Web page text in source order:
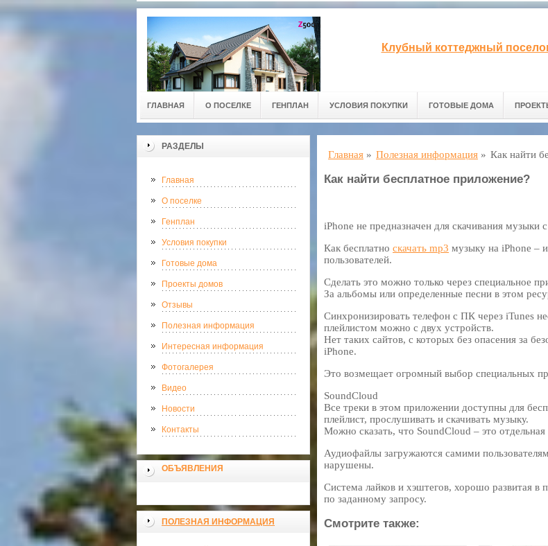
Клубный коттеджный
ГЛАВНАЯ О ПОСЕЛКЕ ГЕНПЛАН УСЛОВИЯ ПОКУПКИ ГОТОВЫЕ ДОМА
РАЗДЕЛЫ
Главная
О поселке
Генплан
Условия покупки
Готовые дома
Проекты домов
Отзывы
Полезная информация
Интересная информация
Фотогалерея
Видео
Новости
Контакты
ОБЪЯВЛЕНИЯ
ПОЛЕЗНАЯ ИНФОРМАЦИЯ
Главная » Полезная информация » Как найти
Как найти бесплатное приложение?
iPhone не предназначен для скачивания музыки
Как бесплатно скачать mp3 музыку на iPhone –
пользователей.
Сделать это можно только через специальное
За альбомы или определенные песни в этом
Синхронизировать телефон с ПК через iTunes
плейлистом можно с двух устройств.
Нет таких сайтов, с которых без опасения за
iPhone.
Это возмещает огромный выбор специальных
SoundCloud
Все треки в этом приложении доступны для
плейлист, прослушивать и скачивать музыку.
Можно сказать, что SoundCloud – это
Аудиофайлы загружаются самими
нарушены.
Система лайков и хэштегов, хорошо развитая в
по заданному запросу.
Смотрите также: